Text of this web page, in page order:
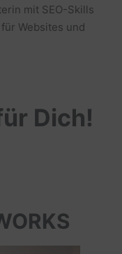
mit SEO-Skills
Websites und
Dich!